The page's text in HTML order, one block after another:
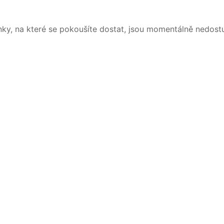
na které se pokoušíte dostat, jsou momentálně